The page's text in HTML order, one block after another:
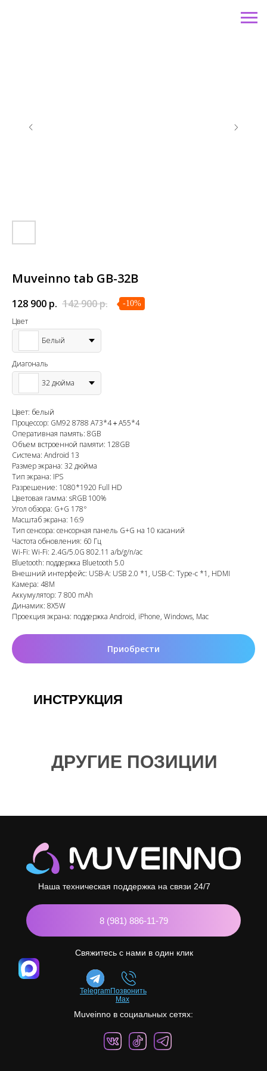
Muveinno tab GB-32B
128 900 р. 142 900р. -10%
Цвет
Белый
Диагональ
32 дюйма
Цвет: белый
Процессор: GM92 8788 A73*4＋A55*4
Оперативная память: 8GB
Объем встроенной памяти: 128GB
Система: Android 13
Размер экрана: 32 дюйма
Тип экрана: IPS
Разрешение: 1080*1920 Full HD
Цветовая гамма: sRGB 100%
Угол обзора: G+G 178°
Масштаб экрана: 16:9
Тип сенсора: сенсорная панель G+G на 10 касаний
Частота обновления: 60 Гц
Wi-Fi: Wi-Fi: 2.4G/5.0G 802.11 a/b/g/n/ac
Bluetooth: поддержка Bluetooth 5.0
Внешний интерфейс: USB-A: USB 2.0 *1, USB-C: Type-c *1, HDMI
Камера: 48М
Аккумулятор: 7 800 mAh
Динамик: 8X5W
Проекция экрана: поддержка Android, iPhone, Windows, Mac
Приобрести
ИНСТРУКЦИЯ
GB-32
ДРУГИЕ ПОЗИЦИИ
Muveinno в социальных сетях:
Наша техническая поддержка на связи 24/7
8 (981) 886-11-79
Свяжитесь с нами в один клик
TelegramПозвонить
Max